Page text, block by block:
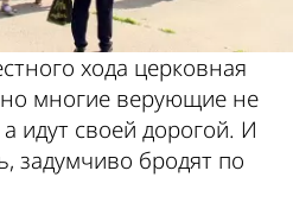
хода церковная
многие верующие не
идут своей дорогой. И
задумчиво бродят по